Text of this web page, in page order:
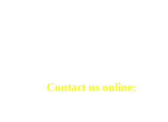
Contact us online: